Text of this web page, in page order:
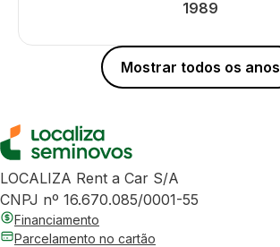
1989
Mostrar todos os anos
LOCALIZA Rent a Car S/A
CNPJ nº 16.670.085/0001-55
Financiamento
Parcelamento no cartão